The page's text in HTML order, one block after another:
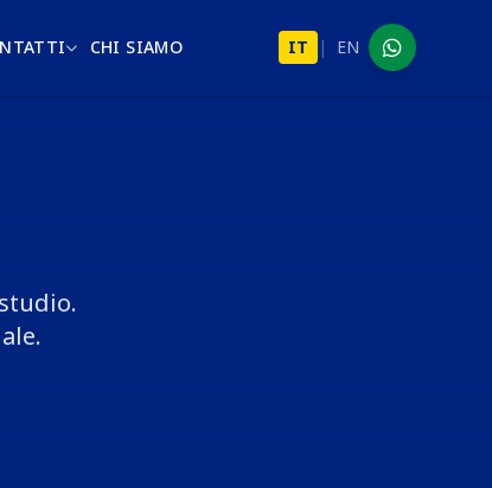
CHI SIAMO IT | EN WhatsApp